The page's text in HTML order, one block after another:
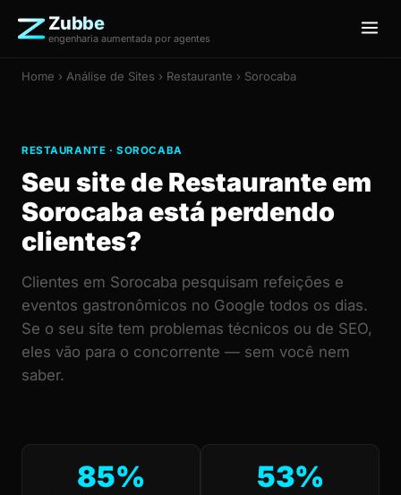
Zubbe
engenharia aumentada por agentes
Home › Análise de Sites › Restaurante › Sorocaba
RESTAURANTE · SOROCABA
Seu site de Restaurante em
Sorocaba está perdendo
clientes?
Clientes em Sorocaba pesquisam refeições e
eventos gastronômicos no Google todos os dias.
Se o seu site tem problemas técnicos ou de SEO,
eles vão para o concorrente — sem você nem
saber.
85% 53%